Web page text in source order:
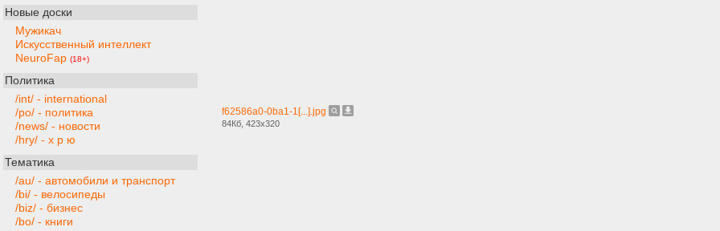
Новые доски
Мужикач
Искусственный интеллект
NeuroFap (18+)
Политика
/int/ - international
/po/ - политика
/news/ - новости
/hry/ - х р ю
Тематика
/au/ - автомобили и транспорт
/bi/ - велосипеды
/biz/ - бизнес
/bo/ - книги
f62586a0-0ba1-1[...].jpg
84Кб, 423x320